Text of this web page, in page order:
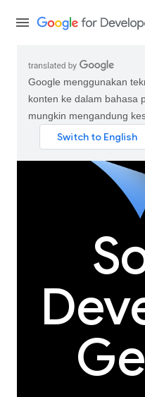
Google menggunakan
konten ke dalam bahasa
mungkin mengandung